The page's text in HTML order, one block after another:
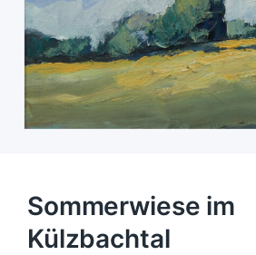
Sommerwiese im
Külzbachtal